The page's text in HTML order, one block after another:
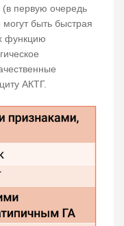
первую очередь
быть быстрая
функцию
АКТГ.